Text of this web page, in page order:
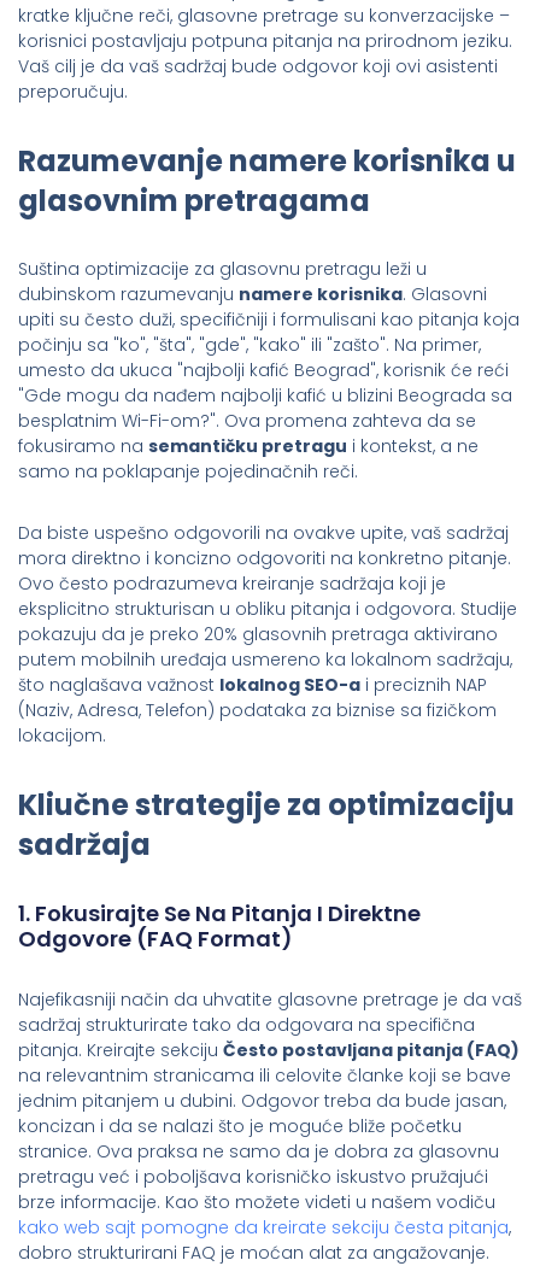
kratke ključne reči, glasovne pretrage su konverzacijske –
korisnici postavljaju potpuna pitanja na prirodnom jeziku.
Vaš cilj je da vaš sadržaj bude odgovor koji ovi asistenti
preporučuju.
Razumevanje namere korisnika u
glasovnim pretragama
Suština optimizacije za glasovnu pretragu leži u
dubinskom razumevanju namere korisnika. Glasovni
upiti su često duži, specifičniji i formulisani kao pitanja koja
počinju sa "ko", "šta", "gde", "kako" ili "zašto". Na primer,
umesto da ukuca "najbolji kafić Beograd", korisnik će reći
"Gde mogu da nađem najbolji kafić u blizini Beograda sa
besplatnim Wi-Fi-om?". Ova promena zahteva da se
fokusiramo na semantičku pretragu i kontekst, a ne
samo na poklapanje pojedinačnih reči.
Da biste uspešno odgovorili na ovakve upite, vaš sadržaj
mora direktno i koncizno odgovoriti na konkretno pitanje.
Ovo često podrazumeva kreiranje sadržaja koji je
eksplicitno strukturisan u obliku pitanja i odgovora. Studije
pokazuju da je preko 20% glasovnih pretraga aktivirano
putem mobilnih uređaja usmereno ka lokalnom sadržaju,
što naglašava važnost lokalnog SEO-a i preciznih NAP
(Naziv, Adresa, Telefon) podataka za biznise sa fizičkom
lokacijom.
Kliučne strategije za optimizaciju
sadržaja
1. Fokusirajte Se Na Pitanja I Direktne
Odgovore (FAQ Format)
Najefikasniji način da uhvatite glasovne pretrage je da vaš
sadržaj strukturirate tako da odgovara na specifična
pitanja. Kreirajte sekciju Često postavljana pitanja (FAQ)
na relevantnim stranicama ili celovite članke koji se bave
jednim pitanjem u dubini. Odgovor treba da bude jasan,
koncizan i da se nalazi što je moguće bliže početku
stranice. Ova praksa ne samo da je dobra za glasovnu
pretragu već i poboljšava korisničko iskustvo pružajući
brze informacije. Kao što možete videti u našem vodiču
kako web sajt pomogne da kreirate sekciju česta pitanja,
dobro strukturirani FAQ je moćan alat za angažovanje.